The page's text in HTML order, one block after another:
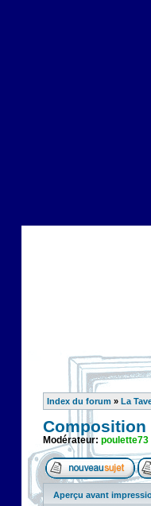
Index du forum » La
Modérateur: poulette73
Aperçu avant